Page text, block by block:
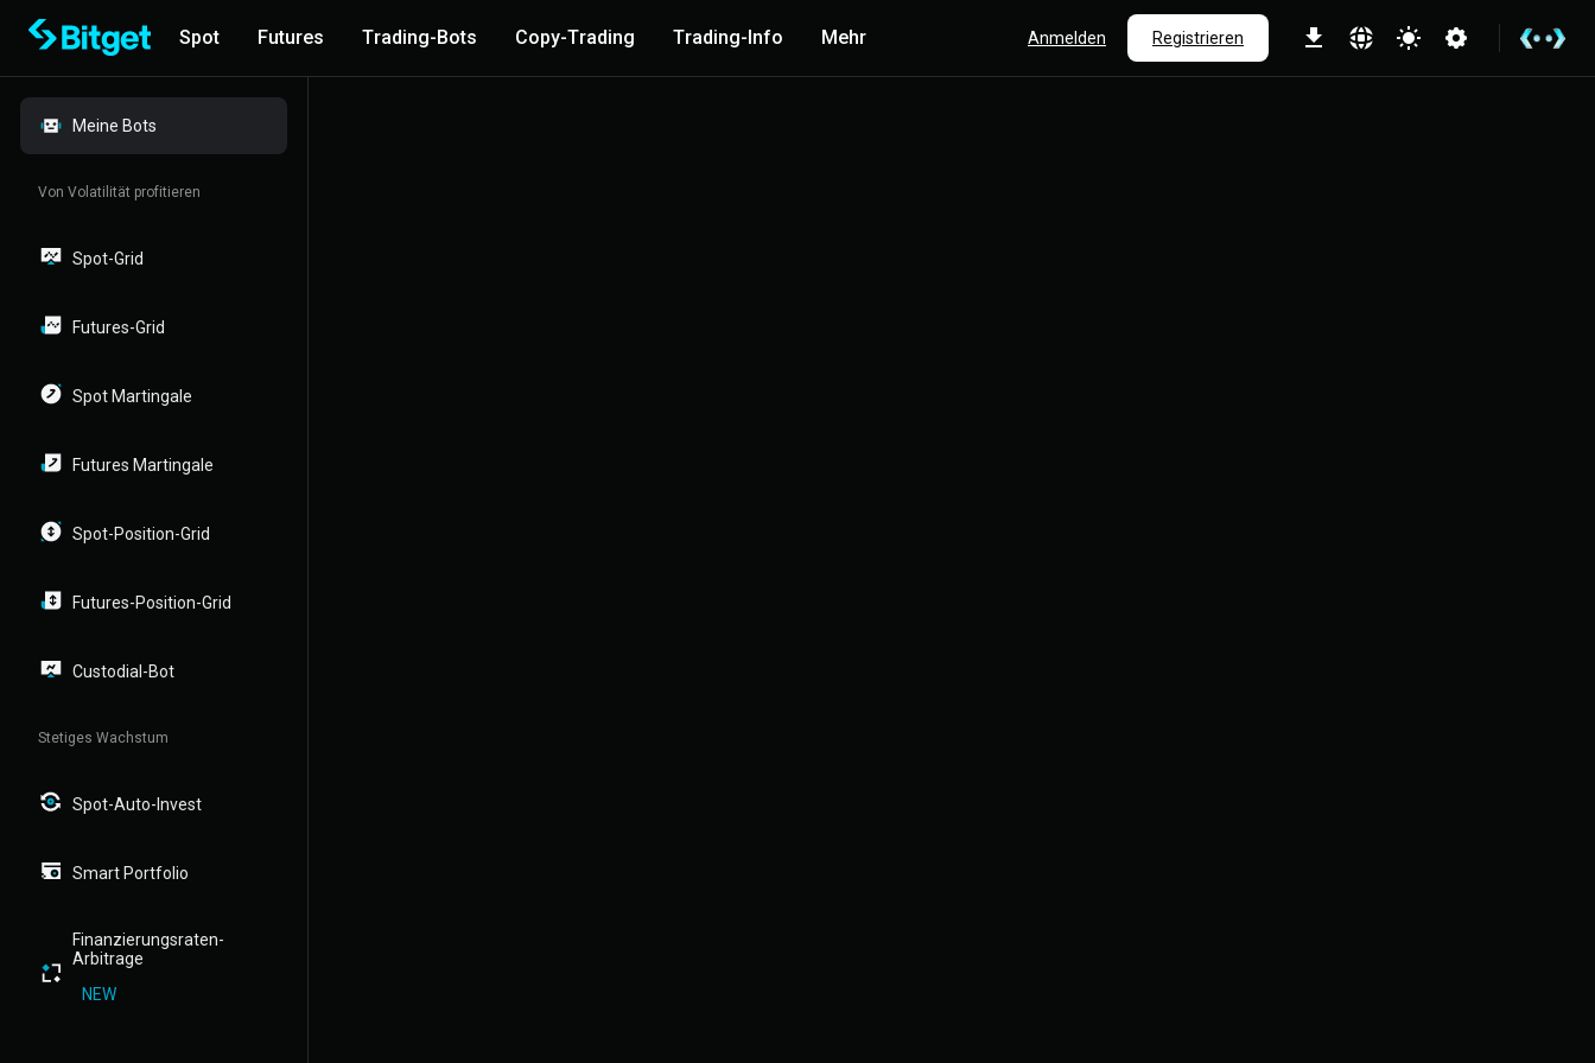
Spot Futures Trading-Bots Copy-Trading Trading-Info Mehr Anmelden Registrieren
Meine Bots
Von Volatilität profitieren
Spot-Grid
Futures-Grid
Spot Martingale
Futures Martingale
Spot-Position-Grid
Futures-Position-Grid
Custodial-Bot
Stetiges Wachstum
Spot-Auto-Invest
Smart Portfolio
Finanzierungsraten-
Arbitrage
NEW